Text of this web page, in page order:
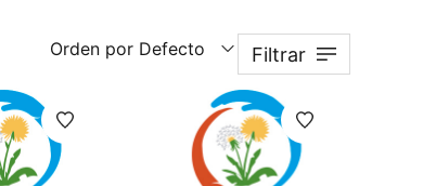
Orden por Defecto Filtrar